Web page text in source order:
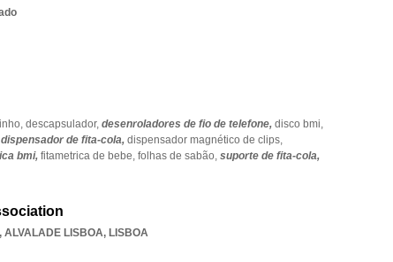
descapsulador, desenroladores de fio de telefone, disco bmi,
dispensador de fita-cola, dispensador magnético de clips,
bmi, fitametrica de bebe, folhas de sabão, suporte de fita-cola,
, ALVALADE LISBOA, LISBOA